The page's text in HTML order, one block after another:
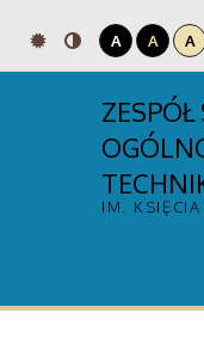
A A A
IM.